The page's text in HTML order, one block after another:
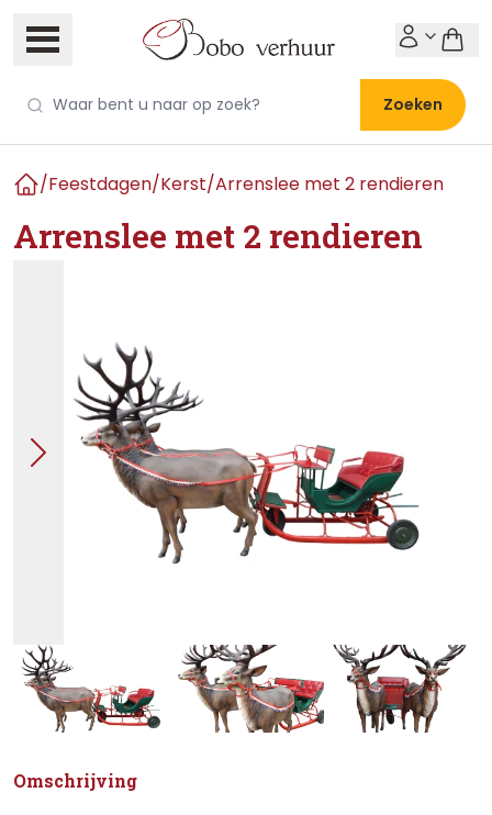
Zoeken
/Feestdagen/Kerst/Arrenslee met 2 rendieren
Arrenslee met 2 rendieren
Omschrijving